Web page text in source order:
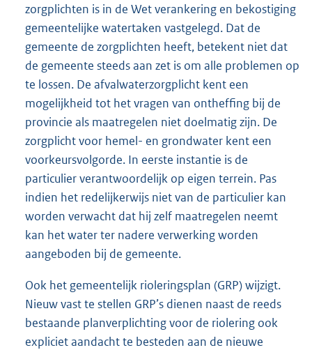
zorgplichten is in de Wet verankering en bekostiging
gemeentelijke watertaken vastgelegd. Dat de
gemeente de zorgplichten heeft, betekent niet dat
de gemeente steeds aan zet is om alle problemen op
te lossen. De afvalwaterzorgplicht kent een
mogelijkheid tot het vragen van ontheffing bij de
provincie als maatregelen niet doelmatig zijn. De
zorgplicht voor hemel- en grondwater kent een
voorkeursvolgorde. In eerste instantie is de
particulier verantwoordelijk op eigen terrein. Pas
indien het redelijkerwijs niet van de particulier kan
worden verwacht dat hij zelf maatregelen neemt
kan het water ter nadere verwerking worden
aangeboden bij de gemeente.
Ook het gemeentelijk rioleringsplan (GRP) wijzigt.
Nieuw vast te stellen GRP’s dienen naast de reeds
bestaande planverplichting voor de riolering ook
expliciet aandacht te besteden aan de nieuwe